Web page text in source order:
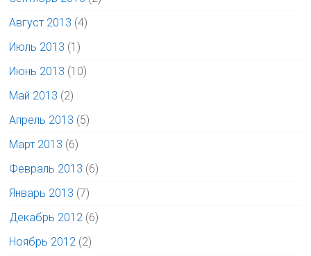
Август 2013 (4)
Июль 2013 (1)
Июнь 2013 (10)
Май 2013 (2)
Апрель 2013 (5)
Март 2013 (6)
Февраль 2013 (6)
Январь 2013 (7)
Декабрь 2012 (6)
Ноябрь 2012 (2)